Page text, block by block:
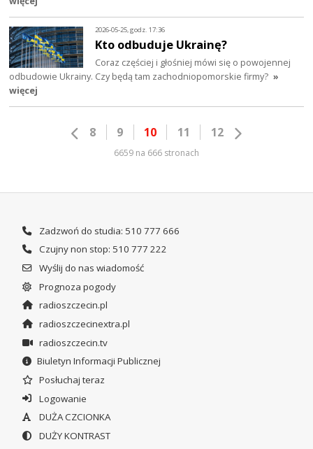
2026-05-25, godz. 17:36
Kto odbuduje Ukrainę?
Coraz częściej i głośniej mówi się o powojennej
odbudowie Ukrainy. Czy będą tam zachodniopomorskie firmy? »
więcej
8 9 10 11 12
6659 na 666 stronach
Zadzwoń do studia: 510 777 666
Czujny non stop: 510 777 222
Wyślij do nas wiadomość
Prognoza pogody
radioszczecin.pl
radioszczecinextra.pl
radioszczecin.tv
Biuletyn Informacji Publicznej
Posłuchaj teraz
Logowanie
DUŻA CZCIONKA
DUŻY KONTRAST